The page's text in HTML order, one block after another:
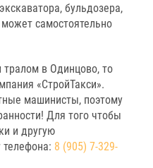
бульдозера,
самостоятельно
тралом в Одинцово, то
«СтройТакси».
машинисты, поэтому
Для того чтобы
и другую
8 (905) 7-329-